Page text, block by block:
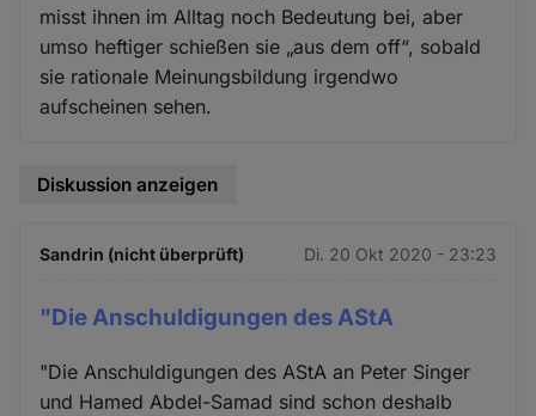
misst ihnen im Alltag noch Bedeutung bei, aber
umso heftiger schießen sie „aus dem off“, sobald
sie rationale Meinungsbildung irgendwo
aufscheinen sehen.
Diskussion anzeigen
Sandrin (nicht überprüft) Di. 20 Okt 2020 - 23:23
"Die Anschuldigungen des AStA
"Die Anschuldigungen des AStA an Peter Singer
und Hamed Abdel-Samad sind schon deshalb